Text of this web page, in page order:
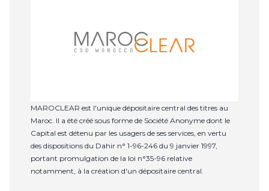
MAROCLEAR est l'unique dépositaire central des titres au
Maroc. Il a été créé sous forme de Société Anonyme dont le
Capital est détenu par les usagers de ses services, en vertu
des dispositions du Dahir n° 1-96-246 du 9 janvier 1997,
portant promulgation de la loi n°35-96 relative
notamment, à la création d'un dépositaire central.